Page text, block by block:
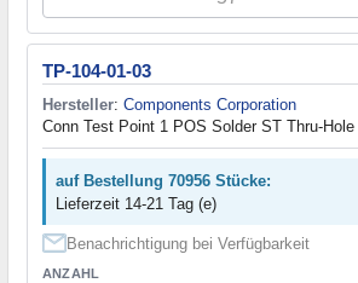
TP-104-01-03
Hersteller: Components Corporation
Conn Test Point 1 POS Solder ST Thru-
auf Bestellung 70956 Stücke:
Lieferzeit 14-21 Tag (e)
Benachrichtigung bei Verfügbarkeit
ANZAHL